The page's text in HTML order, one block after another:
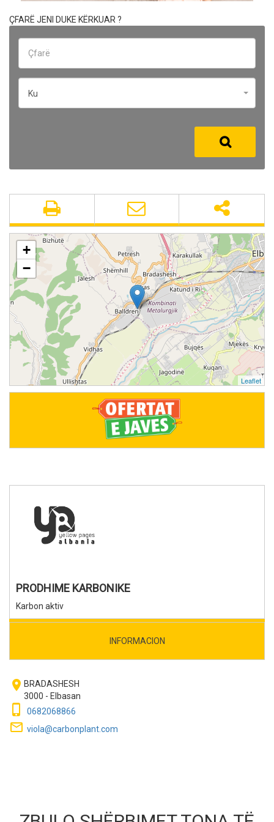
ÇFARË JENI DUKE KËRKUAR ?
Ku
PRODHIME KARBONIKE
Karbon aktiv
INFORMACION
room BRADASHESH
3000 - Elbasan
phone_iphone 0682068866
mail_outline viola@carbonplant.com
+
−
Leaflet